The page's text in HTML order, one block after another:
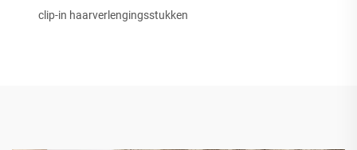
clip-in haarverlengingsstukken